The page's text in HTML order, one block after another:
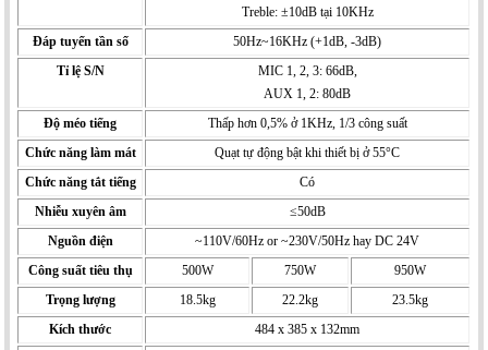
Treble: ±10dB tại 10KHz
Đáp tuyến tần số
50Hz~16KHz (+1dB, -3dB)
Tỉ lệ S/N
MIC 1, 2, 3: 66dB,
AUX 1, 2: 80dB
Độ méo tiếng
Thấp hơn 0,5% ở 1KHz, 1/3 công suất
Chức năng làm mát
Quạt tự động bật khi thiết bị ở 55°C
Chức năng tắt tiếng
Có
Nhiễu xuyên âm
≤50dB
Nguồn điện
~110V/60Hz or ~230V/50Hz hay DC 24V
Công suất tiêu thụ
500W 750W
950W
Trọng lượng
18.5kg 22.2kg
23.5kg
Kích thước
484 x 385 x 132mm